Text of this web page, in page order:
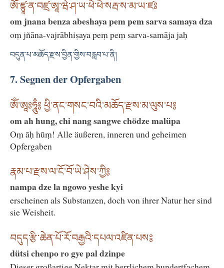
ཨོཾ་ཛྙཱ་ན་བཛྲ་ཨཱ་ཝེ་ཤ་ཡ་ཕེཾ་ཕེཾ་སརྦ་ས་མ་ཡ་ཛཿ
om jnana benza abeshaya pem pem sarva samaya dza
oṃ jñāna-vajrābhiṣaya peṃ peṃ sarva-samāja jaḥ
བདུན་པ་མཆོད་རྫས་བྱིན་གྱིས་བརླབ་པ་ནི།
7. Segnen der Opfergaben
ཨོཾ་ཨཱཿཧཱུྃ༔ ཕྱི་ནང་གསང་བའི་མཆོད་རྫས་མ་ལུས་པ༔
om ah hung, chi nang sangwe chödze malüpa
Oṃ āḥ hūṃ! Alle äußeren, inneren und geheimen
Opfergaben
རྣམ་པ་རྫས་ལ་ངོ་བོ་ཡེ་ཤེས་ཀྱི༔
nampa dze la ngowo yeshe kyi
erscheinen als Substanzen, doch von ihrer Natur her sind
sie Weisheit.
བདུད་རྩི་ཆེན་པོ་རོ་བརྒྱའི་དཔལ་འཛིན་པས༔
dütsi chenpo ro gye pal dzinpe